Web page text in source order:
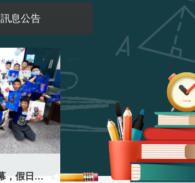
訊息公告
學校藝術嘉年華圓滿落幕，假日學校接